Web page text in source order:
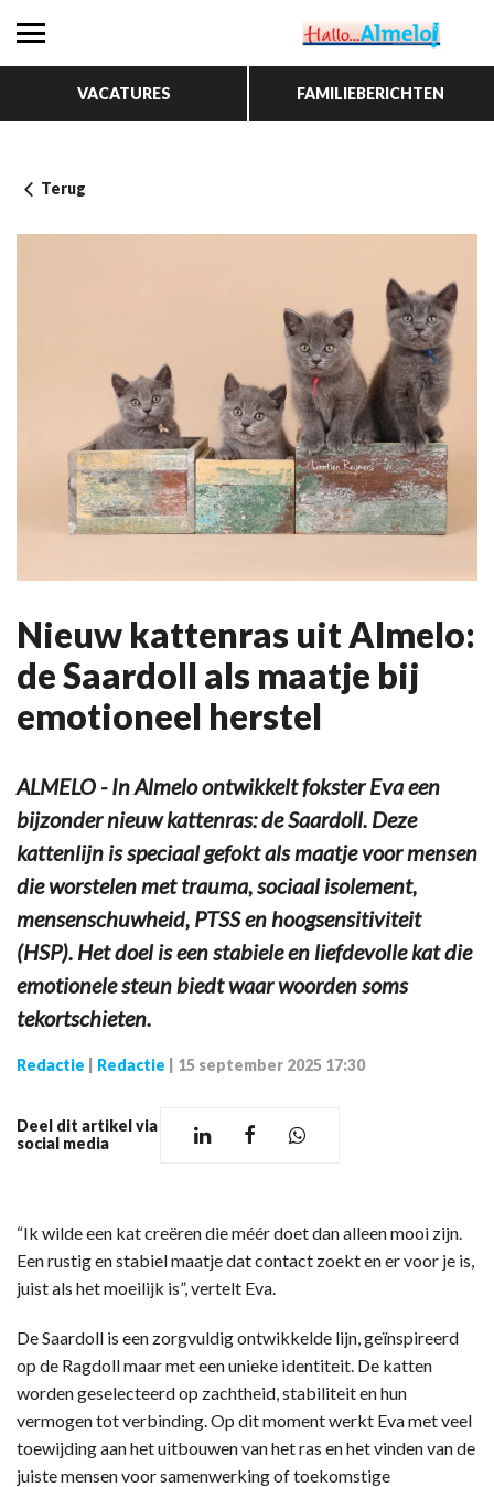
VACATURES FAMILIEBERICHTEN
Terug
Nieuw kattenras uit Almelo:
de Saardoll als maatje bij
emotioneel herstel
ALMELO - In Almelo ontwikkelt fokster Eva een
bijzonder nieuw kattenras: de Saardoll. Deze
kattenlijn is speciaal gefokt als maatje voor mensen
die worstelen met trauma, sociaal isolement,
mensenschuwheid, PTSS en hoogsensitiviteit
(HSP). Het doel is een stabiele en liefdevolle kat die
emotionele steun biedt waar woorden soms
tekortschieten.
Redactie Redactie 15 september 2025 17:30
Deel dit artikel via
social media
“Ik wilde een kat creëren die méér doet dan alleen mooi zijn.
Een rustig en stabiel maatje dat contact zoekt en er voor je is,
juist als het moeilijk is”, vertelt Eva.
De Saardoll is een zorgvuldig ontwikkelde lijn, geïnspireerd
op de Ragdoll maar met een unieke identiteit. De katten
worden geselecteerd op zachtheid, stabiliteit en hun
vermogen tot verbinding. Op dit moment werkt Eva met veel
toewijding aan het uitbouwen van het ras en het vinden van de
juiste mensen voor samenwerking of toekomstige